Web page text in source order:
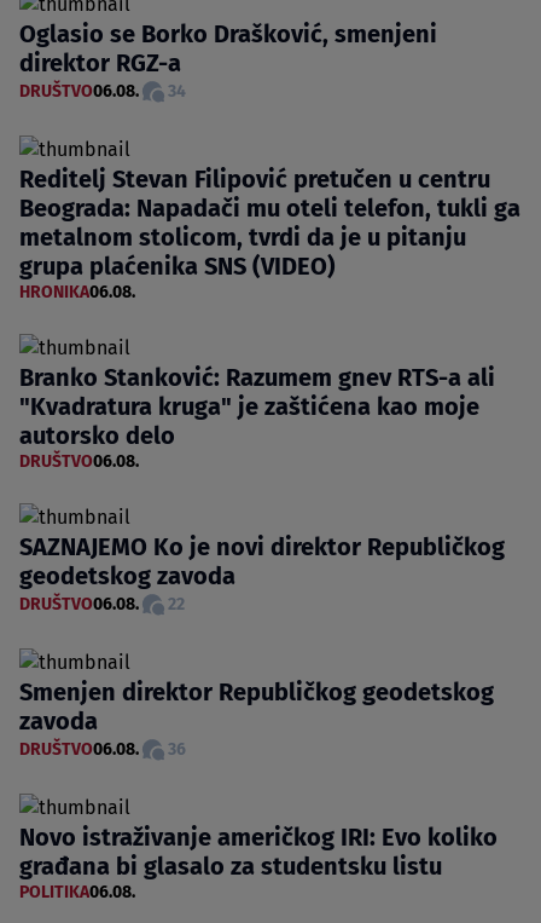
Oglasio se Borko Drašković, smenjeni
direktor RGZ-a
DRUŠTVO06.08. 34
Reditelj Stevan Filipović pretučen u centru
Beograda: Napadači mu oteli telefon, tukli ga
metalnom stolicom, tvrdi da je u pitanju
grupa plaćenika SNS (VIDEO)
HRONIKA06.08.
Branko Stanković: Razumem gnev RTS-a ali
"Kvadratura kruga" je zaštićena kao moje
autorsko delo
DRUŠTVO06.08.
SAZNAJEMO Ko je novi direktor Republičkog
geodetskog zavoda
DRUŠTVO06.08. 22
Smenjen direktor Republičkog geodetskog
zavoda
DRUŠTVO06.08. 36
Novo istraživanje američkog IRI: Evo koliko
građana bi glasalo za studentsku listu
POLITIKA06.08.